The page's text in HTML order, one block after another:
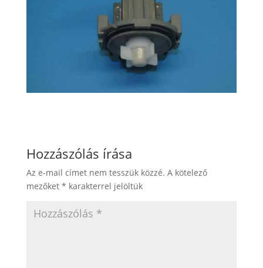
Hozzászólás írása
Az e-mail címet nem tesszük közzé. A kötelező
mezőket * karakterrel jelöltük